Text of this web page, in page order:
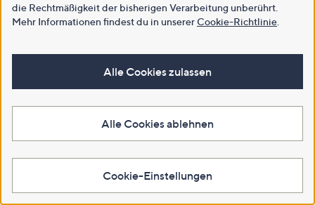
die Rechtmäßigkeit der bisherigen Verarbeitung unberührt.
Mehr Informationen findest du in unsererCookie-Richtlinie
Alle Cookies zulassen
Alle Cookies ablehnen
Cookie-Einstellungen